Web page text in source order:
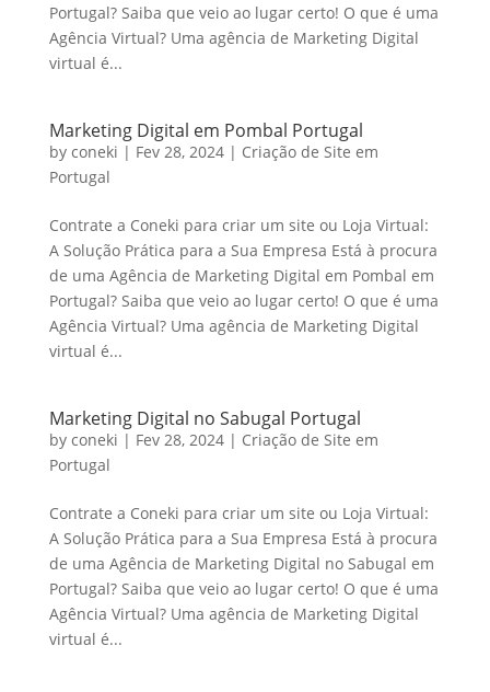
Portugal? Saiba que veio ao lugar certo! O que é uma
Agência Virtual? Uma agência de Marketing Digital
virtual é...
Marketing Digital em Pombal Portugal
by coneki | Fev 28, 2024| Criação de Site em
Portugal
Contrate a Coneki para criar um site ou Loja Virtual:
A Solução Prática para a Sua Empresa Está à procura
de uma Agência de Marketing Digital em Pombal em
Portugal? Saiba que veio ao lugar certo! O que é uma
Agência Virtual? Uma agência de Marketing Digital
virtual é...
Marketing Digital no Sabugal Portugal
by coneki | Fev 28, 2024| Criação de Site em
Portugal
Contrate a Coneki para criar um site ou Loja Virtual:
A Solução Prática para a Sua Empresa Está à procura
de uma Agência de Marketing Digital no Sabugal em
Portugal? Saiba que veio ao lugar certo! O que é uma
Agência Virtual? Uma agência de Marketing Digital
virtual é...